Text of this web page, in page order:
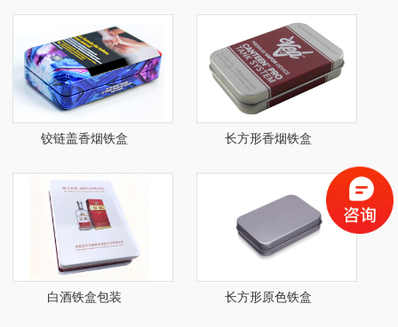
铰链盖香烟铁盒 长方形香烟铁盒
白酒铁盒包装 长方形原色铁盒